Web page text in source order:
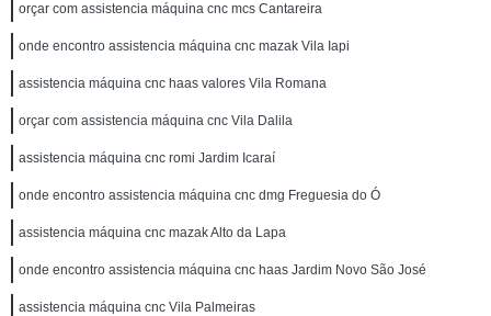
orçar com assistencia máquina cnc mcs Cantareira
onde encontro assistencia máquina cnc mazak Vila Iapi
assistencia máquina cnc haas valores Vila Romana
orçar com assistencia máquina cnc Vila Dalila
assistencia máquina cnc romi Jardim Icaraí
onde encontro assistencia máquina cnc dmg Freguesia do Ó
assistencia máquina cnc mazak Alto da Lapa
onde encontro assistencia máquina cnc haas Jardim Novo São José
assistencia máquina cnc Vila Palmeiras